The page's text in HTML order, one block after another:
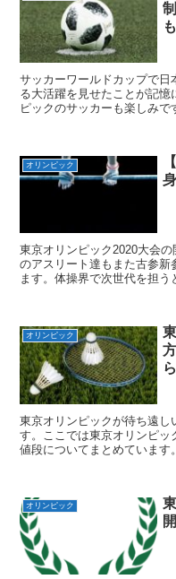
サッカーワールドカップで日
る大活躍を見せたことが記憶
ピックのサッカーも楽しみで
オリンピック
東京オリンピック2020大会
のアスリート達もまた古参
ます。体操界で次世代を担
オリンピック
東京オリンピックが待ち遠し
す。ここでは東京オリンピ
値段についてまとめています
オリンピック